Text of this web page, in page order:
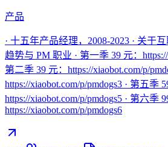
产品
· 十五年产品经理，2008-2023 · 关于
趋势与 PM 职业 · 第一季 39 元：https://
第二季 39 元：https://xiaobot.com/p/
https://xiaobot.com/p/pmdogs3 · 第五季
https://xiaobot.com/p/pmdogs5 · 第六季
https://xiaobot.com/p/pmdogs6